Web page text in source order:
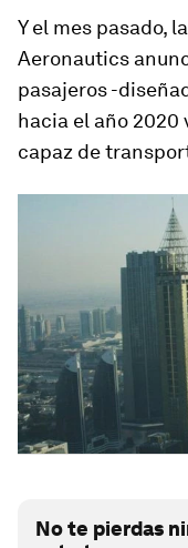
Y el mes pasado,
Aeronautics
pasajeros -
hacia el año 2020
capaz de
No te pierdas